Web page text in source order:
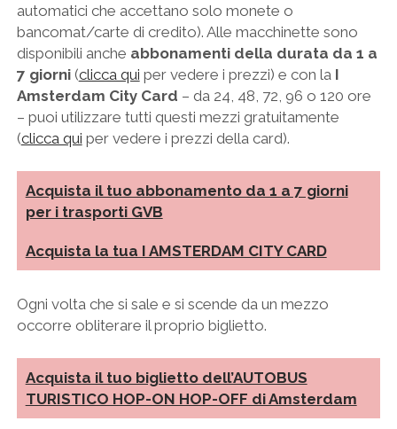
automatici che accettano solo monete o
bancomat/carte di credito). Alle macchinette sono
disponibili anche abbonamenti della durata da 1 a
7 giorni(clicca qui per vedere i prezzi) e con la I
Amsterdam City Card – da 24, 48, 72, 96 o 120 ore
– puoi utilizzare tutti questi mezzi gratuitamente
(clicca qui per vedere i prezzi della card).
Acquista il tuo abbonamento da 1 a 7 giorni
per i trasporti GVB
Acquista la tua I AMSTERDAM CITY CARD
Ogni volta che si sale e si scende da un mezzo
occorre obliterare il proprio biglietto.
Acquista il tuo biglietto dell’AUTOBUS
TURISTICO HOP-ON HOP-OFF di Amsterdam